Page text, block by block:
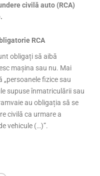
civilă auto (RCA)
RCA
obligați să aibă
mașina sau nu. Mai
„persoanele fizice sau
supuse înmatriculării sau
au obligația să se
civilă ca urmare a
vehicule (…)”.